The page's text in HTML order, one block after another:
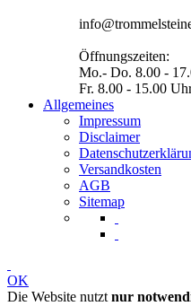
Öffnungszeiten:
Mo.- Do. 8.00 -
Fr. 8.00 - 15.00
Allgemeines
Impressum
Disclaimer
Versandkosten
AGB
Sitemap
OK
Die Website nutzt nur